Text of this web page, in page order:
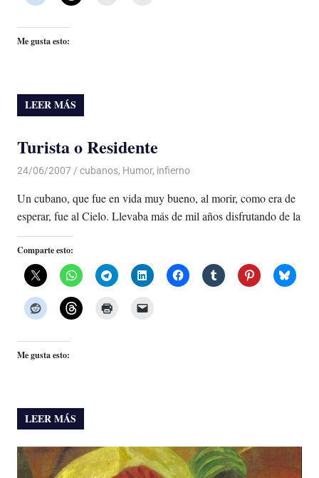
Me gusta esto:
LEER MÁS
Turista o Residente
24/06/2007 Luis Castellanos
cubanos, Humor, infierno
Un cubano, que fue en vida muy bueno, al morir, como era de
esperar, fue al Cielo. Llevaba más de mil años disfrutando de la
Comparte esto:
Me gusta esto:
LEER MÁS